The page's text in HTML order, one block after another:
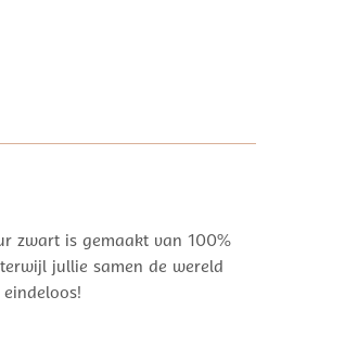
zwart is gemaakt van 100%
jullie samen de wereld